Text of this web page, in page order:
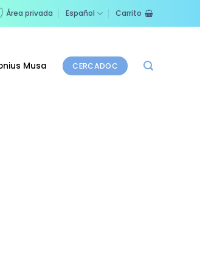
Área privada Español Carrito
Musa CERCADOC